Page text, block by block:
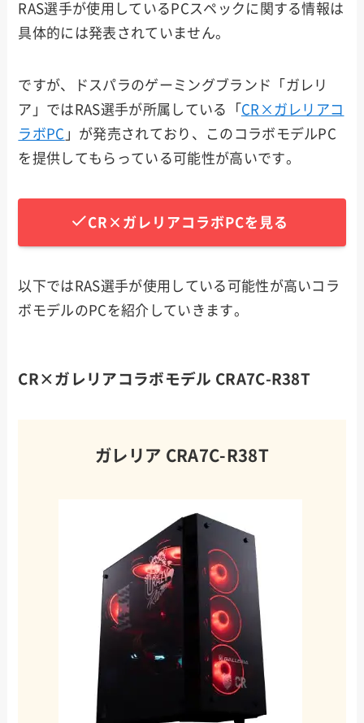
RAS選手が使用しているPCスペックに関する情報は
具体的には発表されていません。
ですが、ドスパラのゲーミングブランド「ガレリ
ア」ではRAS選手が所属している「 CR×ガレリアコ
ラボPC 」が発売されており、このコラボモデルPC
を提供してもらっている可能性が高いです。
CR×ガレリアコラボPCを見る
以下ではRAS選手が使用している可能性が高いコラ
ボモデルのPCを紹介していきます。
CR×ガレリアコラボモデル CRA7C-R38T
ガレリア CRA7C-R38T